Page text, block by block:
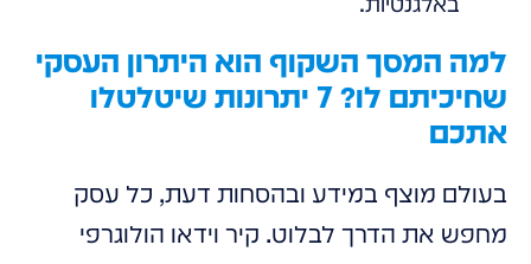
למה המסך השקוף הוא היתרון העסקי
שחיכיתם לו? 7 יתרונות שיטלטלו
אתכם
בעולם מוצף במידע ובהסחות דעת, כל עסק
מחפש את הדרך לבלוט. קיר וידאו הולוגרפי